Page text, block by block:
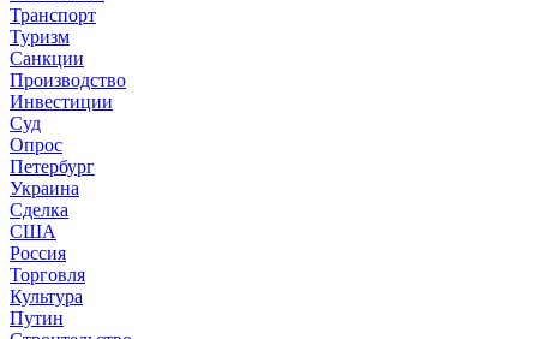
Транспорт
Туризм
Санкции
Производство
Инвестиции
Суд
Опрос
Петербург
Украина
Сделка
США
Россия
Торговля
Культура
Путин